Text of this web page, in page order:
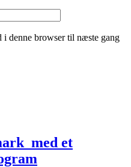
i denne browser til næste gang
med et